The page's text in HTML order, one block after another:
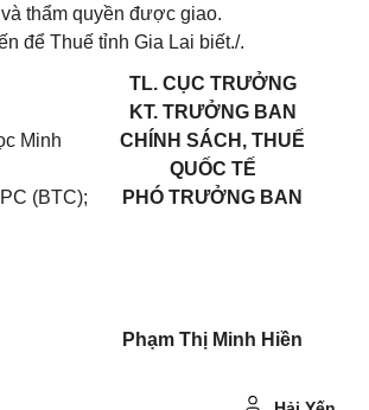
thẩm quyền được giao.
để Thuế tỉnh Gia Lai biết./.
Minh
(BTC);
TL. CỤC TRƯỞNG
KT. TRƯỞNG BAN
CHÍNH SÁCH, THUẾ
QUỐC TẾ
PHÓ TRƯỞNG BAN
Phạm Thị Minh Hiền